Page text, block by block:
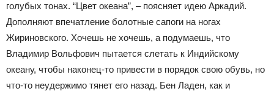
голубых тонах. “Цвет океана”, – поясняет идею Аркадий.
Дополняют впечатление болотные сапоги на ногах
Жириновского. Хочешь не хочешь, а подумаешь, что
Владимир Вольфович пытается слетать к Индийскому
океану, чтобы наконец-то привести в порядок свою обувь, но
что-то неудержимо тянет его назад. Бен Ладен, как и